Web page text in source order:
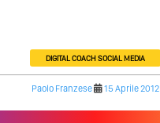
DIGITAL COACH SOCIAL MEDIA
Paolo Franzese 15 Aprile 2012